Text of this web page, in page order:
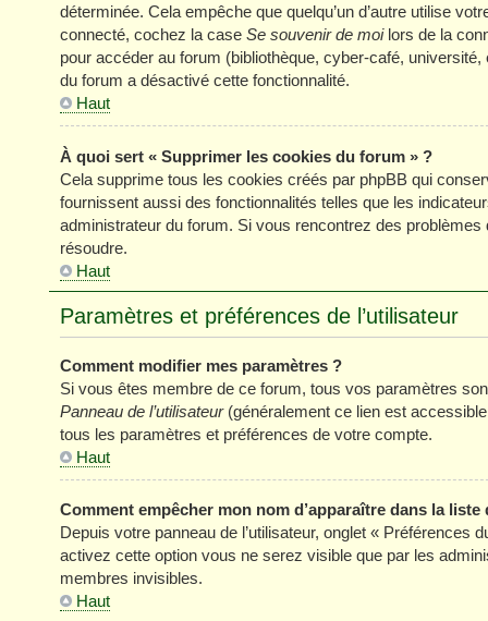
déterminée. Cela empêche que quelqu’un d’autre utilise
connecté, cochez la case Se souvenir de moilors de la
pour accéder au forum (bibliothèque, cyber-café,
du forum a désactivé cette fonctionnalité.
Haut
À quoi sert « Supprimer les cookies du forum » ?
Cela supprime tous les cookies créés par phpBB qui
fournissent aussi des fonctionnalités telles que les
administrateur du forum. Si vous rencontrez des
résoudre.
Haut
Paramètres et préférences de l’utilisateur
Comment modifier mes paramètres ?
Si vous êtes membre de ce forum, tous vos paramètres
Panneau de l’utilisateur(généralement ce lien est
tous les paramètres et préférences de votre compte.
Haut
Comment empêcher mon nom d’apparaître dans la
Depuis votre panneau de l’utilisateur, onglet « Préférences
activez cette option vous ne serez visible que par les
membres invisibles.
Haut